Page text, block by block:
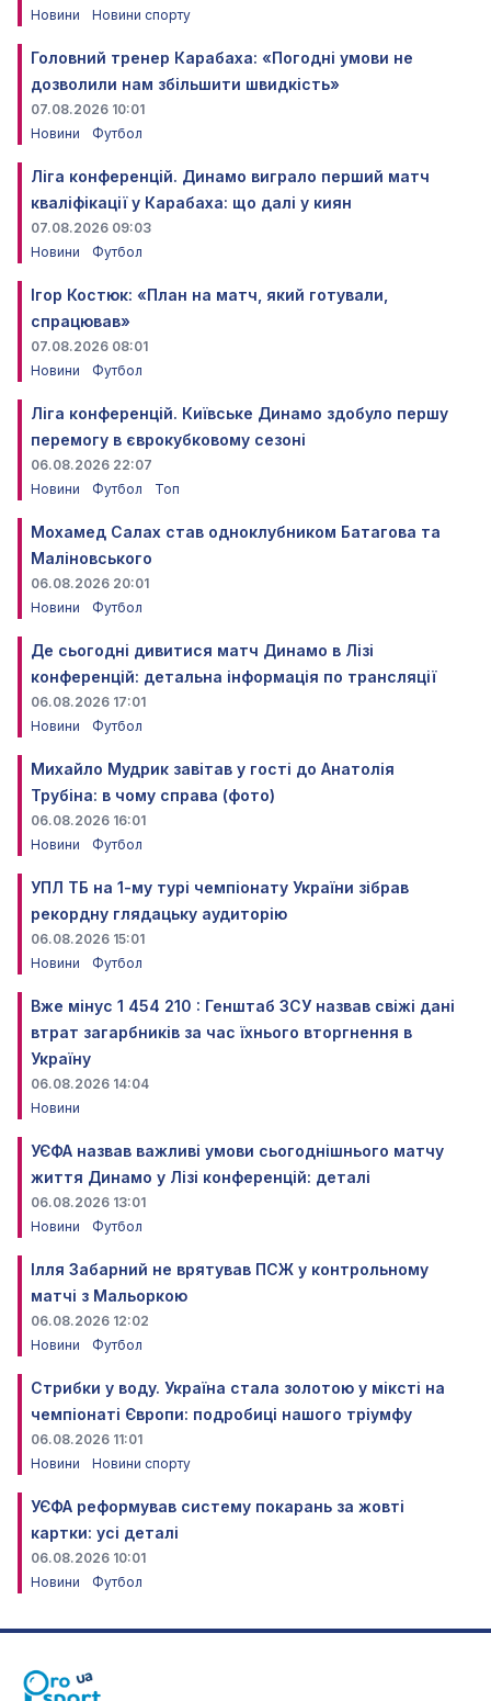
Новини
Новини спорту
Головний тренер Карабаха: «Погодні умови не
дозволили нам збільшити швидкість»
07.08.2026 10:01
Новини
Футбол
Ліга конференцій. Динамо виграло перший матч
кваліфікації у Карабаха: що далі у киян
07.08.2026 09:03
Новини
Футбол
Ігор Костюк: «План на матч, який готували,
спрацював»
07.08.2026 08:01
Новини
Футбол
Ліга конференцій. Київське Динамо здобуло першу
перемогу в єврокубковому сезоні
06.08.2026 22:07
Новини
Футбол Топ
Мохамед Салах став одноклубником Батагова та
Маліновського
06.08.2026 20:01
Новини
Футбол
Де сьогодні дивитися матч Динамо в Лізі
конференцій: детальна інформація по трансляції
06.08.2026 17:01
Новини
Футбол
Михайло Мудрик завітав у гості до Анатолія
Трубіна: в чому справа (фото)
06.08.2026 16:01
Новини
Футбол
УПЛ ТБ на 1-му турі чемпіонату України зібрав
рекордну глядацьку аудиторію
06.08.2026 15:01
Новини
Футбол
Вже мінус 1 454 210 : Генштаб ЗСУ назвав свіжі дані
втрат загарбників за час їхнього вторгнення в
Україну
06.08.2026 14:04
Новини
УЄФА назвав важливі умови сьогоднішнього матчу
життя Динамо у Лізі конференцій: деталі
06.08.2026 13:01
Новини
Футбол
Ілля Забарний не врятував ПСЖ у контрольному
матчі з Мальоркою
06.08.2026 12:02
Новини
Футбол
Стрибки у воду. Україна стала золотою у міксті на
чемпіонаті Європи: подробиці нашого тріумфу
06.08.2026 11:01
Новини
Новини спорту
УЄФА реформував систему покарань за жовті
картки: усі деталі
06.08.2026 10:01
Новини
Футбол